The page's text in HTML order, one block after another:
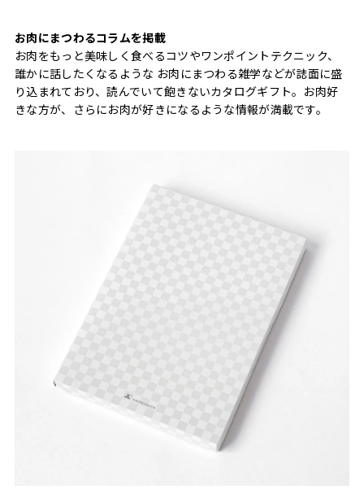
お肉にまつわるコラムを掲載
お肉をもっと美味しく食べるコツやワンポイントテクニック、
誰かに話したくなるような お肉にまつわる雑学などが誌面に盛
り込まれており、読んでいて飽きないカタログギフト。お肉好
きな方が、さらにお肉が好きになるような情報が満載です。